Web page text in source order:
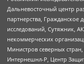
Дальневосточный центр
партнерства, Гражданское
исследований, Сутяжник,
некоммерческих
Министров северных
Интернешнл-Р, Центр